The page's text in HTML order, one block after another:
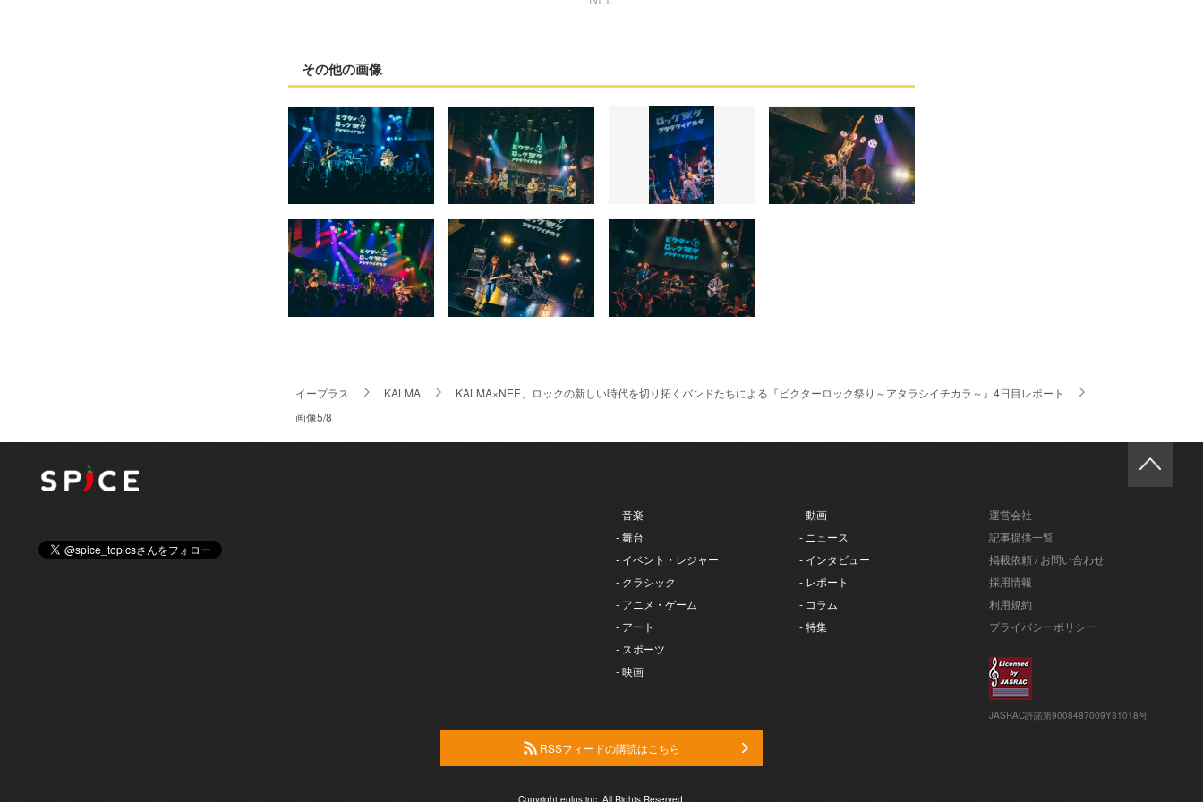
その他の画像
イープラス KALMA
KALMA×NEE、ロックの新しい時代を切り拓くバンドたちによる『ビクターロック祭り～アタラシイチカラ～』4日目レポート
画像5/8
- 音楽
- 舞台
- イベント・レジャー
- クラシック
- アニメ・ゲーム
- アート
- スポーツ
- 映画
- 動画
- ニュース
- インタビュー
- レポート
- コラム
- 特集
運営会社
記事提供一覧
掲載依頼 / お問い合わせ
採用情報
利用規約
プライバシーポリシー
JASRAC許諾第9008487009Y31018号
RSSフィードの購読はこちら
Copyright eplus inc. All Rights Reserved.